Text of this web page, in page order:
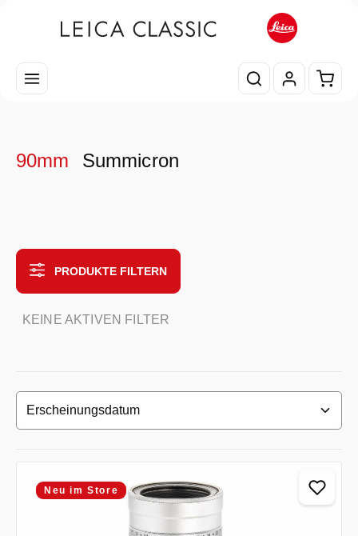
90mm Summicron
PRODUKTE FILTERN
KEINE AKTIVEN FILTER
Neu im Store